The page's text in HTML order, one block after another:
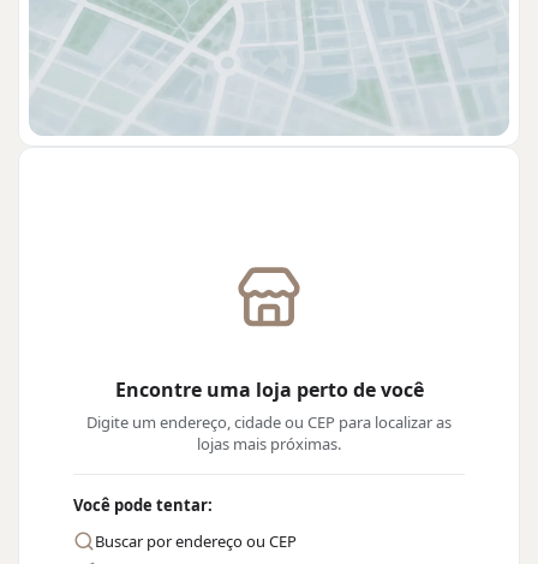
Encontre uma loja perto de você
Digite um endereço, cidade ou CEP para localizar as
lojas mais próximas.
Você pode tentar:
Buscar por endereço ou CEP